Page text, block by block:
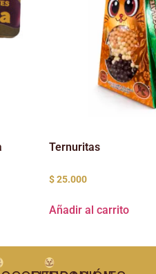
Ternuritas
$25.000
Añadir al carrito